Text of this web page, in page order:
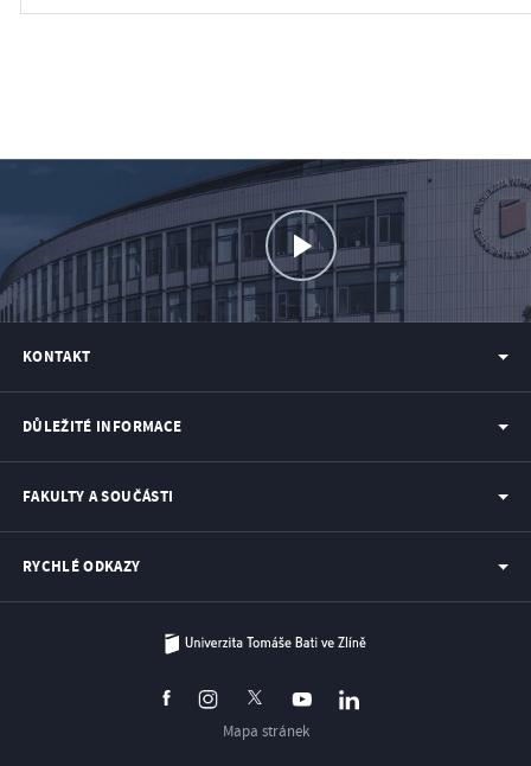
KONTAKT
DŮLEŽITÉ INFORMACE
FAKULTY A SOUČÁSTI
RYCHLÉ ODKAZY
Mapa stránek